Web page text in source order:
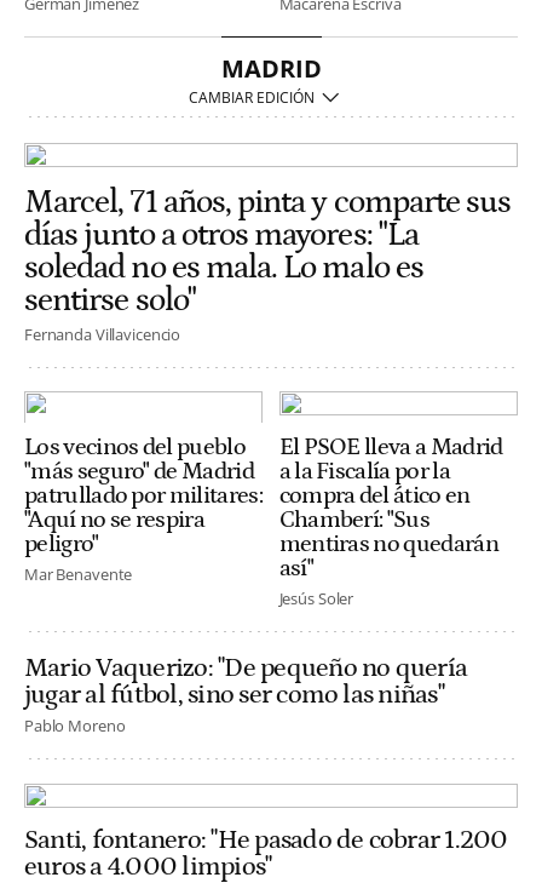
MADRID
Marcel, 71 años, pinta y comparte sus
días junto a otros mayores: "La
soledad no es mala. Lo malo es
sentirse solo"
Fernanda Villavicencio
Los vecinos del pueblo
"más seguro" de Madrid
patrullado por militares:
"Aquí no se respira
peligro"
Mar Benavente
El PSOE lleva a Madrid
a la Fiscalía por la
compra del ático en
Chamberí: "Sus
mentiras no quedarán
así"
Jesús Soler
Mario Vaquerizo: "De pequeño no quería
jugar al fútbol, sino ser como las niñas"
Pablo Moreno
Santi, fontanero: "He pasado de cobrar 1.200
euros a 4.000 limpios"